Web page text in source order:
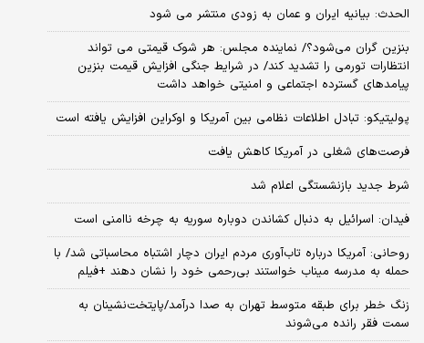
الحدث: بیانیه ایران و عمان به زودی منتشر می شود
بنزین گران می‌شود؟/ نماینده مجلس: هر شوک قیمتی می تواند
انتظارات تورمی را تشدید کند/ در شرایط جنگی افزایش قیمت بنزین
پیامدهای گسترده اجتماعی و امنیتی خواهد داشت
پولیتیکو: تبادل اطلاعات نظامی بین آمریکا و اوکراین افزایش یافته است
فرصت‌های شغلی در آمریکا کاهش یافت
شرط جدید بازنشستگی اعلام شد
فیدان: اسرائیل به دنبال کشاندن دوباره سوریه به چرخه ناامنی است
روحانی: آمریکا درباره تاب‌آوری مردم ایران دچار اشتباه محاسباتی شد/ با
حمله به مدرسه میناب خواستند بی‌رحمی خود را نشان دهند +فیلم
زنگ خطر برای طبقه متوسط تهران به صدا درآمد/پایتخت‌نشینان به
سمت فقر رانده می‌شوند